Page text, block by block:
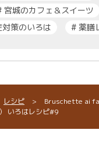
宮城のカフェ＆スイーツ
対策のいろは # 薬膳
レシピ >
Bruschette ai
いろはレシピ#9